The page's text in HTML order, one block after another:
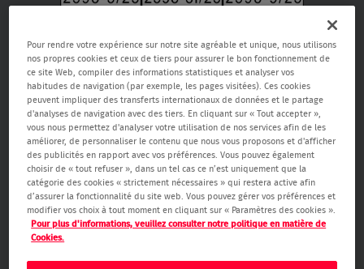
Verisure SA, Rue de la Fusée 66, 1130 Bruxelles, RPM Bruxelles 0459.866.904,
email: care@verisure.be, n° de téléphone:080090000, Entreprise de
gardiennage, de systèmes d’alarmes et caméra agréée.
Autorité de surveillance Service public fédéral Affaires intérieures -
Direction générale Sécurité & Prévention (Boulevard de Waterloo 76 1000
Bruxelles,www.besafe.be)
Pour rendre votre expérience sur notre site agréable et unique, nous utilisons
nos propres cookies et ceux de tiers pour assurer le bon fonctionnement de
ce site Web, compiler des informations statistiques et analyser vos
habitudes de navigation (par exemple, les pages visitées). Ces cookies
peuvent impliquer des transferts internationaux de données et le partage
d'analyses de navigation avec des tiers. En cliquant sur « Tout accepter »,
vous nous permettez d'analyser votre utilisation de nos services afin de les
améliorer, de personnaliser le contenu que nous vous proposons et d'afficher
des publicités en rapport avec vos préférences. Vous pouvez également
choisir de « tout refuser », dans un tel cas ce n’est uniquement que la
catégorie des cookies « strictement nécessaires » qui restera active afin
d’assurer la fonctionnalité du site web. Vous pouvez gérer vos préférences et
modifier vos choix à tout moment en cliquant sur « Paramètres des cookies ».
Pour plus d'informations, veuillez consulter notre politique en matière de
Cookies.